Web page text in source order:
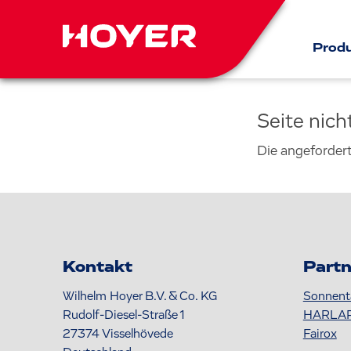
Seite
Die
Kontakt
Wilhelm Hoyer B.V. & Co. KG
Rudolf-Diesel-Straße 1
27374Visselhövede
Fairox